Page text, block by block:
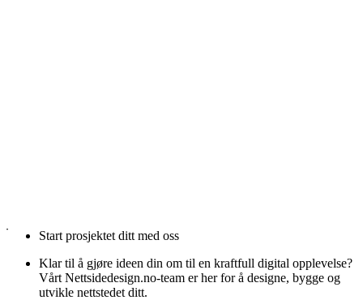
Start prosjektet ditt med oss
Klar til å gjøre ideen din om til en kraftfull digital opplevelse?
Vårt Nettsidedesign.no-team er her for å designe, bygge og
utvikle nettstedet ditt.